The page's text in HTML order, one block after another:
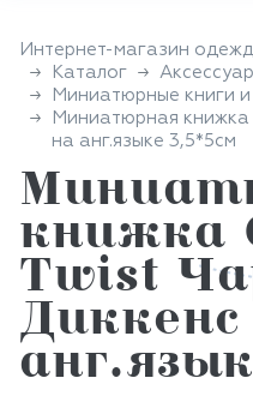
Интернет-магазин
Каталог
Миниатюрные книги
Миниатюрная книжка
на анг.языке 3,5*5см
книжка
Twist
Диккенс